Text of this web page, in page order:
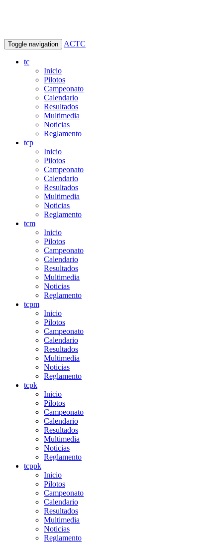
Toggle navigation ACTC
tc
Inicio
Pilotos
Campeonato
Calendario
Resultados
Multimedia
Noticias
Reglamento
tcp
Inicio
Pilotos
Campeonato
Calendario
Resultados
Multimedia
Noticias
Reglamento
tcm
Inicio
Pilotos
Campeonato
Calendario
Resultados
Multimedia
Noticias
Reglamento
tcpm
Inicio
Pilotos
Campeonato
Calendario
Resultados
Multimedia
Noticias
Reglamento
tcpk
Inicio
Pilotos
Campeonato
Calendario
Resultados
Multimedia
Noticias
Reglamento
tcppk
Inicio
Pilotos
Campeonato
Calendario
Resultados
Multimedia
Noticias
Reglamento